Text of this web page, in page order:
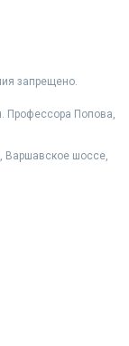
запрещено.
Профессора Попова,
Варшавское шоссе,